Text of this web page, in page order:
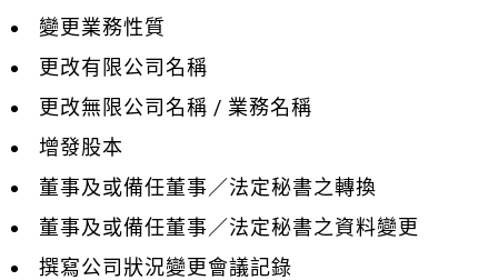
變更業務性質
更改有限公司名稱
更改無限公司名稱 / 業務名稱
增發股本
董事及或備任董事／法定秘書之轉換
董事及或備任董事／法定秘書之資料變更
撰寫公司狀況變更會議記錄